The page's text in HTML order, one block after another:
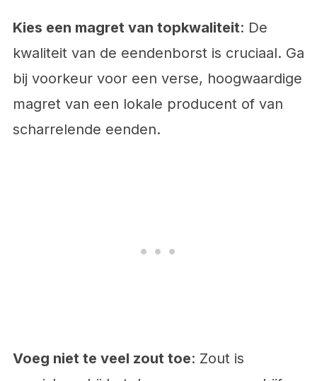
Kies een magret van topkwaliteit: De
kwaliteit van de eendenborst is cruciaal. Ga
bij voorkeur voor een verse, hoogwaardige
magret van een lokale producent of van
scharrelende eenden.
Voeg niet te veel zout toe: Zout is